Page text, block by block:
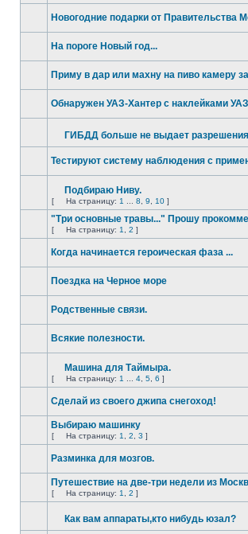
Новогодние подарки от Правительства
На пороге Новый год...
Приму в дар или махну на пиво камеру
Обнаружен УАЗ-Хантер с наклейками
ГИБДД больше не выдает
Тестируют систему наблюдения с
Подбираю Ниву.
[ На страницу: 1 8 9 10 ]
"Три основные травы..." Прошу
[ На страницу: 1 2 ]
Когда начинается героическая фаза ...
Поездка на Черное море
Родственные связи.
Всякие полезности.
Машина для Таймыра.
[ На страницу: 1 4 5 6 ]
Сделай из своего джипа снегоход!
Выбираю машинку
[ На страницу: 1 2 3 ]
Разминка для мозгов.
Путешествие на две-три недели из
[ На страницу: 1 2 ]
Как вам аппараты,кто нибудь юзал?